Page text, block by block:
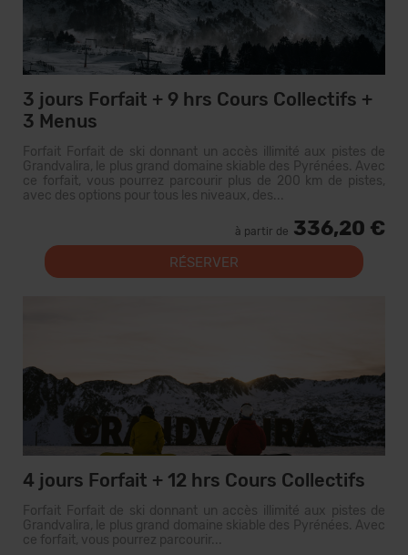
3 jours Forfait + 9 hrs Cours Collectifs +
3 Menus
Forfait Forfait de ski donnant un accès illimité aux pistes de
Grandvalira, le plus grand domaine skiable des Pyrénées. Avec
ce forfait, vous pourrez parcourir plus de 200 km de pistes,
avec des options pour tous les niveaux, des...
à partir de 336,20 €
RÉSERVER
4 jours Forfait + 12 hrs Cours Collectifs
Forfait Forfait de ski donnant un accès illimité aux pistes de
Grandvalira, le plus grand domaine skiable des Pyrénées. Avec
ce forfait, vous pourrez parcourir...